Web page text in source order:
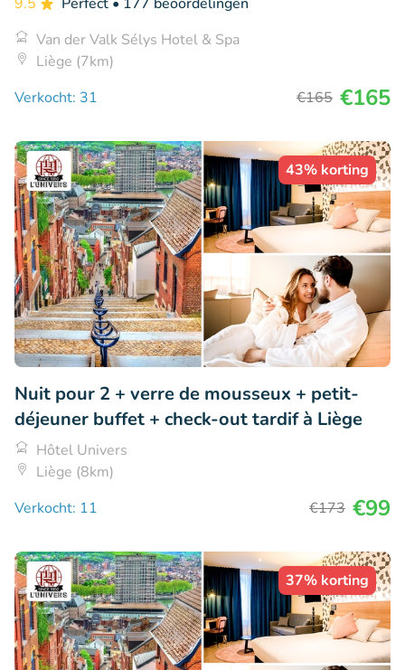
Van der Valk Sélys Hotel & Spa
Liège (7km)
Verkocht: 31
€165 €165
43% korting
Nuit pour 2 + verre de mousseux + petit-
déjeuner buffet + check-out tardif à Liège
Hôtel Univers
Liège (8km)
Verkocht: 11
€173 €99
37% korting